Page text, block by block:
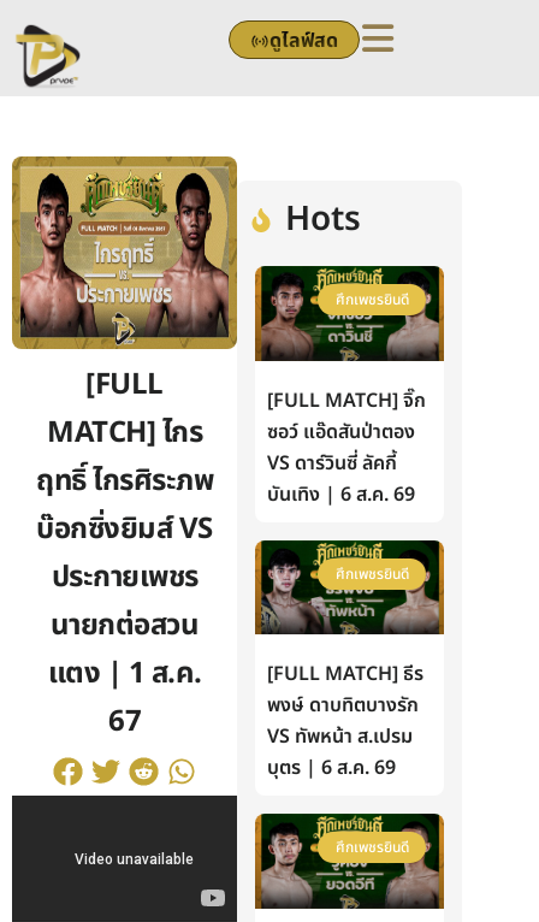
to
content
ดูไลฟ์สด
[FULL
MATCH] ไกร
ฤทธิ์ ไกรศิระภพ
บ๊อกซิ่งยิมส์ VS
ประกายเพชร
นายกต่อสวน
แตง | 1 ส.ค.
67
Hots
ศึกเพชรยินดี
[FULL MATCH] จิ๊ก
ซอว์ แอ๊ดสันป่าตอง
VS ดาร์วินซี่ ลัคกี้
บันเทิง | 6 ส.ค. 69
ศึกเพชรยินดี
[FULL MATCH] ธีร
พงษ์ ดาบทิตบางรัก
VS ทัพหน้า ส.เปรม
บุตร | 6 ส.ค. 69
ศึกเพชรยินดี